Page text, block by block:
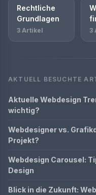
Rechtliche
Grundlagen
3 Artikel 3
AKTUELL BESUCHTE
Aktuelle Webdesign
wichtig?
Webdesigner vs.
Projekt?
Webdesign Carousel:
Design
Blick in die Zukunft: